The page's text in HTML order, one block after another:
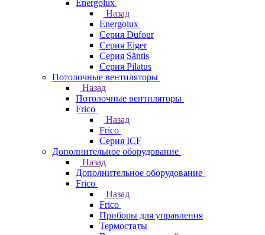
Energolux
Назад
Energolux
Серия Dufour
Серия Eiger
Серия Säntis
Серия Pilatus
Потолочные вентиляторы
Назад
Потолочные вентиляторы
Frico
Назад
Frico
Серия ICF
Дополнительное оборудование
Назад
Дополнительное оборудование
Frico
Назад
Frico
Приборы для управления
Термостаты